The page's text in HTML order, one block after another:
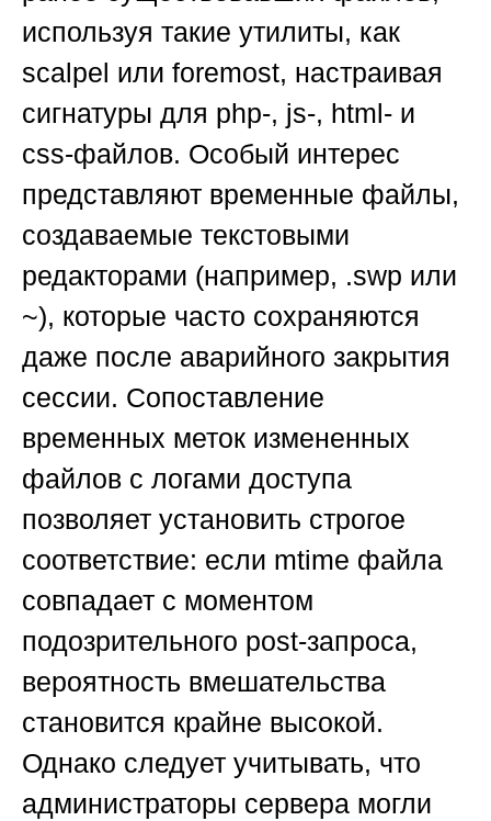
используя такие утилиты, как
scalpel или foremost, настраивая
сигнатуры для php-, js-, html- и
css-файлов. Особый интерес
представляют временные файлы,
создаваемые текстовыми
редакторами (например, .swp или
~), которые часто сохраняются
даже после аварийного закрытия
сессии. Сопоставление
временных меток измененных
файлов с логами доступа
позволяет установить строгое
соответствие: если mtime файла
совпадает с моментом
подозрительного post-запроса,
вероятность вмешательства
становится крайне высокой.
Однако следует учитывать, что
администраторы сервера могли